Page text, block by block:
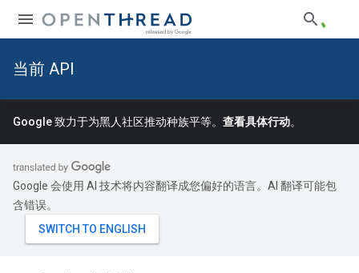
当前 API
Google 致力于为黑人社区推动种族平等。 查看具体行动。
Google 会使用 AI 技术将内容翻译成您偏好的语言。AI 翻译可能包
含错误。